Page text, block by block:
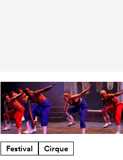
Festival Cirque